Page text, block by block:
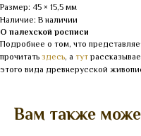
Размер: 45 × 15,5 мм
Наличие: В наличии
О палехской росписи
Подробнее о том, что
прочитать здесь, а тут
этого вида древнерусской
Вам также